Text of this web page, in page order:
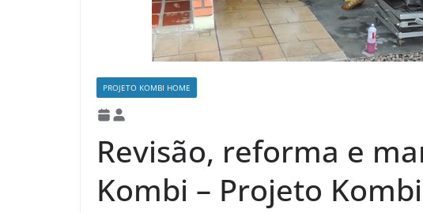
PROJETO KOMBI HOME
Revisão, reforma e
Kombi – Projeto